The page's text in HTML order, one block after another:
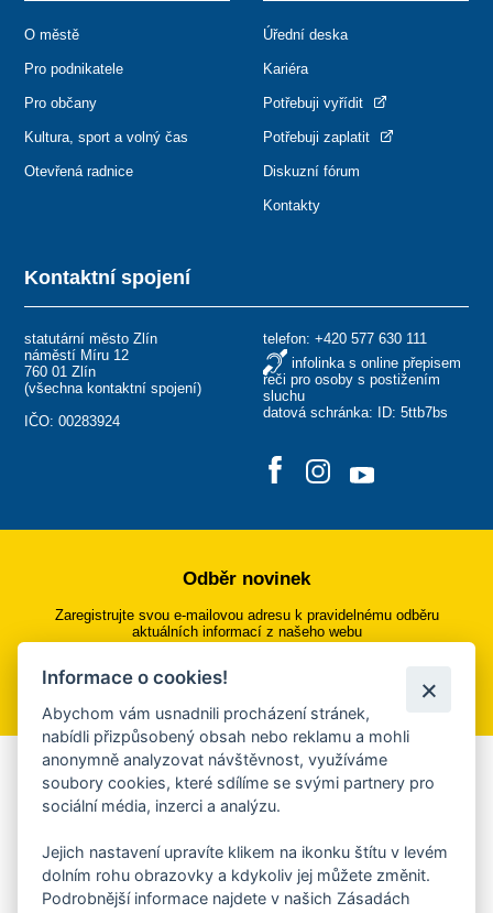
Kontaktní spojení
statutární město Zlín
náměstí Míru 12
760 01 Zlín
(všechna kontaktní spojení)
IČO: 00283924
telefon: +420 577 630 111
infolinka s online přepisem
řeči pro osoby s postižením
sluchu
datová schránka: ID: 5ttb7bs
O městě
Pro podnikatele
Pro občany
Kultura, sport a volný čas
Otevřená radnice
Úřední deska
Kariéra
Potřebuji vyřídit
Potřebuji zaplatit
Diskuzní fórum
Kontakty
Odběr novinek
Zaregistrujte svou e-mailovou adresu k pravidelnému odběru
aktuálních informací z našeho webu
Přihlásit se k odběru
Aplikace Mobilní rozhlas
Chcete dostávat do svého mobilu či mailu upozornění na
ankety, pozvánky na kulturní a sportovní akce?
Více informací o aplikaci
Informace o cookies!
Abychom vám usnadnili procházení stránek,
nabídli přizpůsobený obsah nebo reklamu a mohli
anonymně analyzovat návštěvnost, využíváme
soubory cookies, které sdílíme se svými partnery pro
sociální média, inzerci a analýzu.
Jejich nastavení upravíte klikem na ikonku štítu v levém
dolním rohu obrazovky a kdykoliv jej můžete změnit.
Podrobnější informace najdete v našich Zásadách